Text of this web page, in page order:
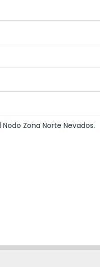
Zona Norte Nevados.